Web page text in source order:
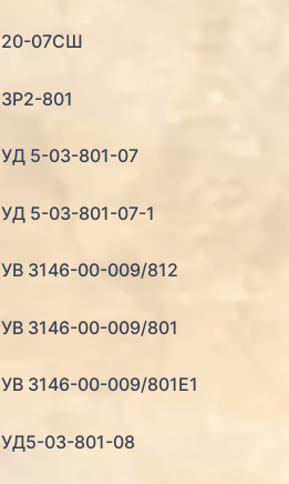
20-07СШ
ЗР2-801
УД 5-03-801-07
УД 5-03-801-07-1
УВ 3146-00-009/812
УВ 3146-00-009/801
УВ 3146-00-009/801Е1
УД5-03-801-08